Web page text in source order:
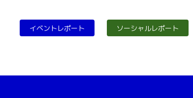
イベントレポート ソーシャルレポート